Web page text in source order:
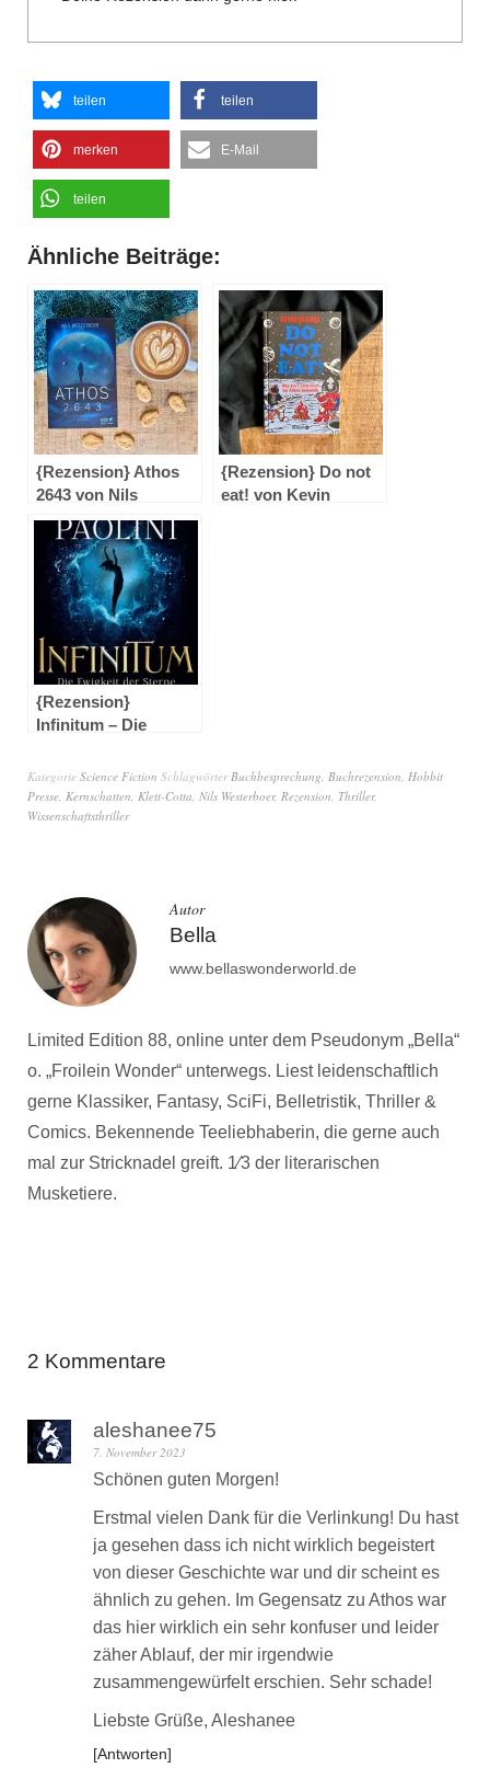
teilen teilen
merken E-Mail
teilen
Ähnliche Beiträge:
{Rezension} Athos
2643 von Nils
Westerboer
{Rezension} Do not
eat! von Kevin
{Rezension}
Infinitum – Die
von Christopher
Paolini
Kategorie Science Fiction SchlagwörterBuchbesprechung, Buchrezension, Hobbit
Presse, Kernschatten, Klett-Cotta, Nils Westerboer, Rezension, Thriller,
Wissenschaftsthriller
Autor
Bella
www.bellaswonderworld.de
Limited Edition 88, online unter dem Pseudonym „Bella“
o. „Froilein Wonder“ unterwegs. Liest leidenschaftlich
gerne Klassiker, Fantasy, SciFi, Belletristik, Thriller &
Comics. Bekennende Teeliebhaberin, die gerne auch
mal zur Stricknadel greift. 1⁄3 der literarischen
Musketiere.
2 Kommentare
aleshanee75
7. November 2023
Schönen guten Morgen!
Erstmal vielen Dank für die Verlinkung! Du hast
ja gesehen dass ich nicht wirklich begeistert
von dieser Geschichte war und dir scheint es
ähnlich zu gehen. Im Gegensatz zu Athos war
das hier wirklich ein sehr konfuser und leider
zäher Ablauf, der mir irgendwie
zusammengewürfelt erschien. Sehr schade!
Liebste Grüße, Aleshanee
Antworten